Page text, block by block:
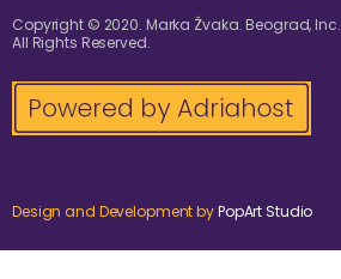
Copyright © 2020. Marka Žvaka. Beograd, Inc.
All Rights Reserved.
Design and Development byPopArt Studio